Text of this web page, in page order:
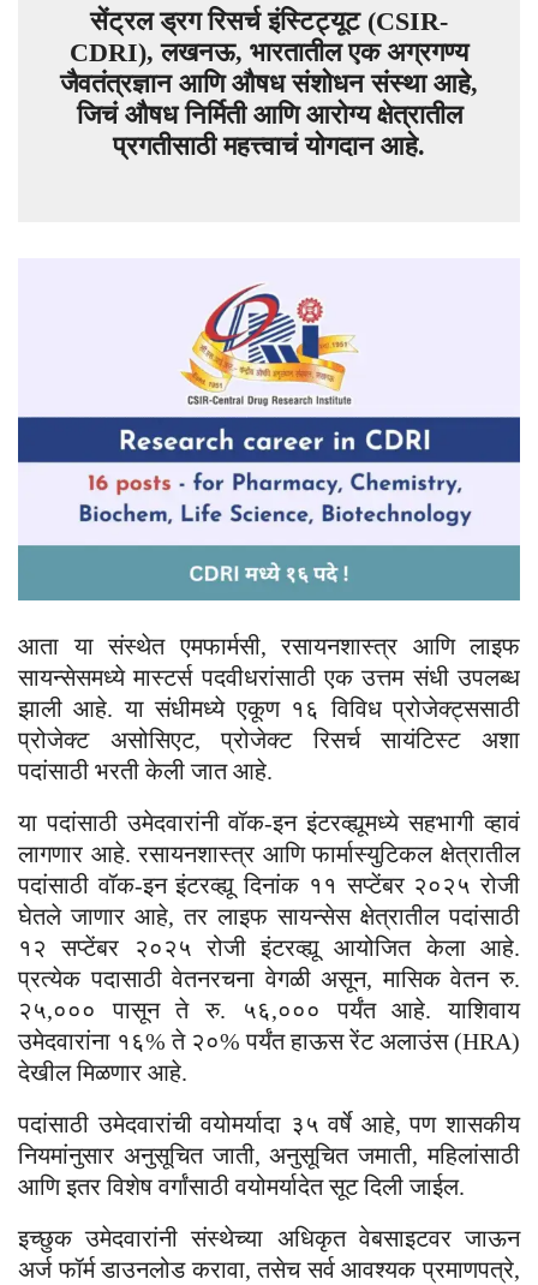
सेंट्रल ड्रग रिसर्च इंस्टिट्यूट (CSIR-
CDRI), लखनऊ, भारतातील एक अग्रगण्य
जैवतंत्रज्ञान आणि औषध संशोधन संस्था आहे,
जिचं औषध निर्मिती आणि आरोग्य क्षेत्रातील
प्रगतीसाठी महत्त्वाचं योगदान आहे.
आता या संस्थेत एमफार्मसी, रसायनशास्त्र आणि लाइफ
सायन्सेसमध्ये मास्टर्स पदवीधरांसाठी एक उत्तम संधी उपलब्ध
झाली आहे. या संधीमध्ये एकूण १६ विविध प्रोजेक्ट्ससाठी
प्रोजेक्ट असोसिएट, प्रोजेक्ट रिसर्च सायंटिस्ट अशा
पदांसाठी भरती केली जात आहे.
या पदांसाठी उमेदवारांनी वॉक-इन इंटरव्ह्यूमध्ये सहभागी व्हावं
लागणार आहे. रसायनशास्त्र आणि फार्मास्युटिकल क्षेत्रातील
पदांसाठी वॉक-इन इंटरव्ह्यू दिनांक ११ सप्टेंबर २०२५ रोजी
घेतले जाणार आहे, तर लाइफ सायन्सेस क्षेत्रातील पदांसाठी
१२ सप्टेंबर २०२५ रोजी इंटरव्ह्यू आयोजित केला आहे.
प्रत्येक पदासाठी वेतनरचना वेगळी असून, मासिक वेतन रु.
२५,००० पासून ते रु. ५६,००० पर्यंत आहे. याशिवाय
उमेदवारांना १६% ते २०% पर्यंत हाऊस रेंट अलाउंस (HRA)
देखील मिळणार आहे.
पदांसाठी उमेदवारांची वयोमर्यादा ३५ वर्षे आहे, पण शासकीय
नियमांनुसार अनुसूचित जाती, अनुसूचित जमाती, महिलांसाठी
आणि इतर विशेष वर्गांसाठी वयोमर्यादेत सूट दिली जाईल.
इच्छुक उमेदवारांनी संस्थेच्या अधिकृत वेबसाइटवर जाऊन
अर्ज फॉर्म डाउनलोड करावा, तसेच सर्व आवश्यक प्रमाणपत्रे,